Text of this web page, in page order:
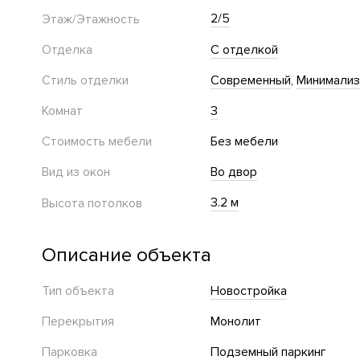
Этаж/Этажность
2/5
Отделка
С отделкой
Стиль отделки
Современный
Комнат
3
Стоимость мебели
Без мебели
Вид из окон
Во двор
Высота потолков
3.2 м
Описание объекта
Тип объекта
Новостройка
Перекрытия
Монолит
Парковка
Подземный паркинг